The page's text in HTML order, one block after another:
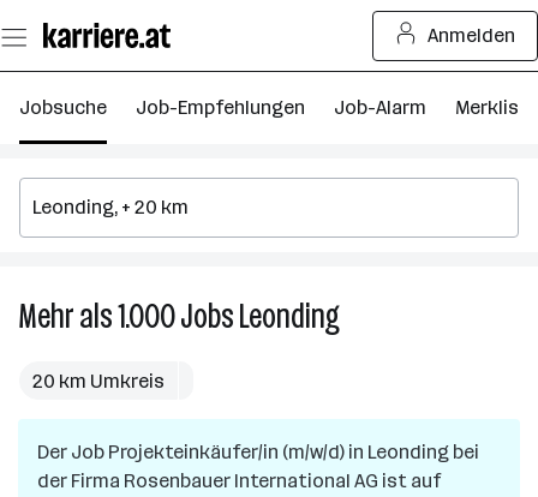
Seiteninhalt
springen
Anmelden
Jobsuche Job-Empfehlungen Job-Alarm Merkliste
Mehr als 1.000JobsLeondingMehr
als
in
Leonding
20 km Umkreis
Der Job Projekteinkäufer/in (m/w/d) in Leonding bei
der Firma Rosenbauer International AG ist auf